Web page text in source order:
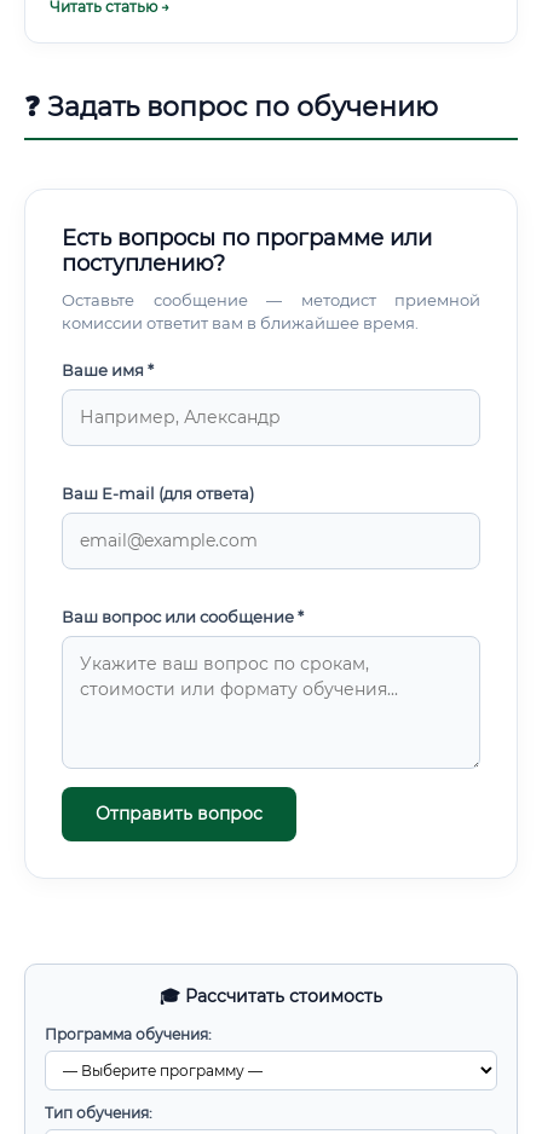
🎓 Рассчитать стоимость
Программа обучения:
Тип обучения:
программы для ЧПУ.
Читать статью →
❓ Задать вопрос по обучению
Есть вопросы по программе или
поступлению?
Оставьте сообщение — методист приемной
комиссии ответит вам в ближайшее время.
Ваше имя *
Ваш E-mail (для ответа)
Ваш вопрос или сообщение *
Отправить вопрос